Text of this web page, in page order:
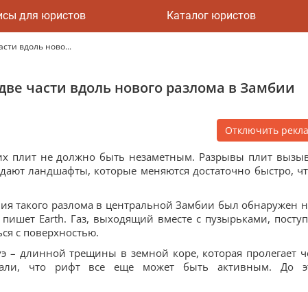
для юристов Каталог юристов
вдоль ново...
части вдоль нового разлома в Замбии
Отключить
плит не должно быть незаметным. Разрывы плит
ландшафты, которые меняются достаточно быстро,
такого разлома в центральной Замбии был обнаружен
Earth. Газ, выходящий вместе с пузырьками,
с поверхностью.
– длинной трещины в земной коре, которая пролегает
что рифт все еще может быть активным. До